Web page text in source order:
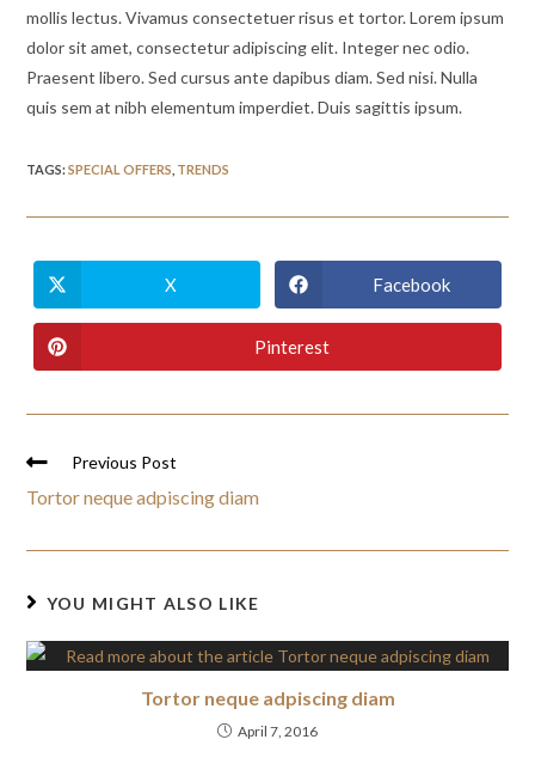
mollis lectus. Vivamus consectetuer risus et tortor. Lorem ipsum
dolor sit amet, consectetur adipiscing elit. Integer nec odio.
Praesent libero. Sed cursus ante dapibus diam. Sed nisi. Nulla
quis sem at nibh elementum imperdiet. Duis sagittis ipsum.
TAGS:SPECIAL OFFERS TRENDS
X Facebook
Pinterest
Previous Post
Tortor neque adpiscing diam
YOU MIGHT ALSO LIKE
Tortor neque adpiscing diam
April 7, 2016